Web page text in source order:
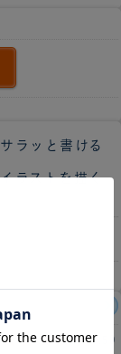
ラッと書ける
ラストを描く
4.50